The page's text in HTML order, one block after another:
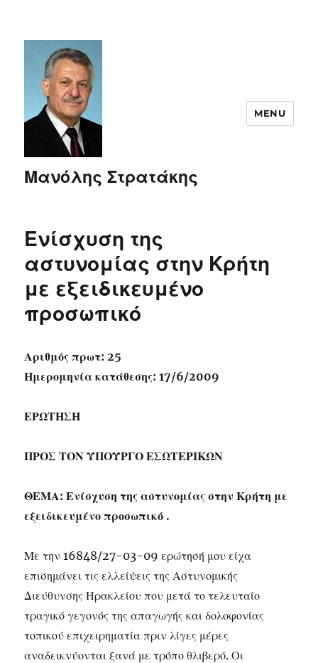
Μανόλης Στρατάκης
MENU
Ενίσχυση της
αστυνομίας στην Κρήτη
με εξειδικευμένο
προσωπικό
Αριθμός πρωτ: 25
Ημερομηνία κατάθεσης: 17/6/2009
ΕΡΩΤΗΣΗ
ΠΡΟΣ ΤΟΝ ΥΠΟΥΡΓΟ ΕΣΩΤΕΡΙΚΩΝ
ΘΕΜΑ: Ενίσχυση της αστυνομίας στην Κρήτη με
εξειδικευμένο προσωπικό .
Με την 16848/27-03-09 ερώτησή μου είχα
επισημάνει τις ελλείψεις της Αστυνομικής
Διεύθυνσης Ηρακλείου που μετά το τελευταίο
τραγικό γεγονός της απαγωγής και δολοφονίας
τοπικού επιχειρηματία πριν λίγες μέρες
αναδεικνύονται ξανά με τρόπο θλιβερό. Οι